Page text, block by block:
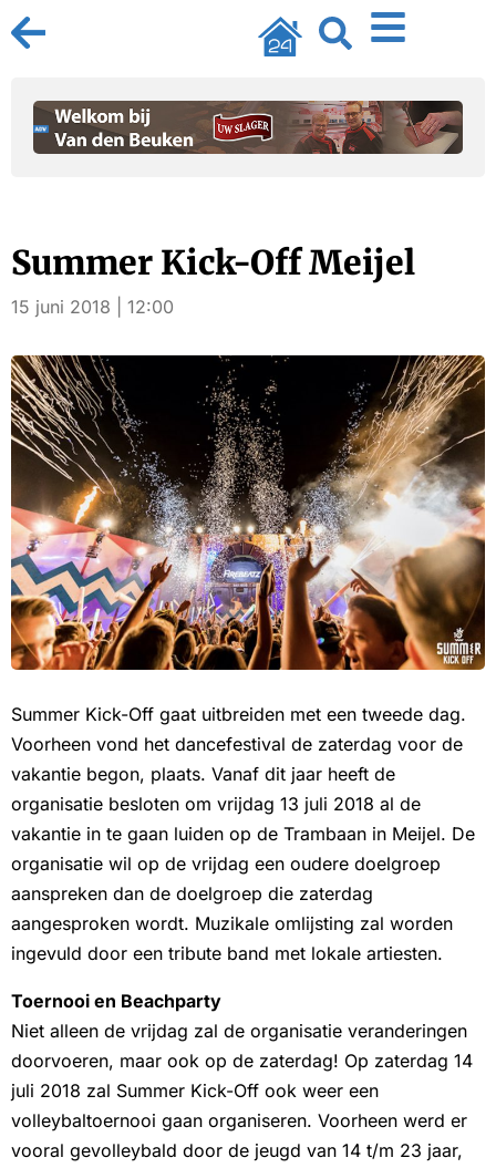
Summer Kick-Off Meijel
15 juni 2018 | 12:00
Summer Kick-Off gaat uitbreiden met een tweede dag.
Voorheen vond het dancefestival de zaterdag voor de
vakantie begon, plaats. Vanaf dit jaar heeft de
organisatie besloten om vrijdag 13 juli 2018 al de
vakantie in te gaan luiden op de Trambaan in Meijel. De
organisatie wil op de vrijdag een oudere doelgroep
aanspreken dan de doelgroep die zaterdag
aangesproken wordt. Muzikale omlijsting zal worden
ingevuld door een tribute band met lokale artiesten.
Toernooi en Beachparty
Niet alleen de vrijdag zal de organisatie veranderingen
doorvoeren, maar ook op de zaterdag! Op zaterdag 14
juli 2018 zal Summer Kick-Off ook weer een
volleybaltoernooi gaan organiseren. Voorheen werd er
vooral gevolleybald door de jeugd van 14 t/m 23 jaar,